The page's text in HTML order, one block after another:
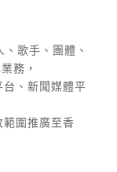
歌手、團體、
務，
、新聞媒體平
圍推廣至香